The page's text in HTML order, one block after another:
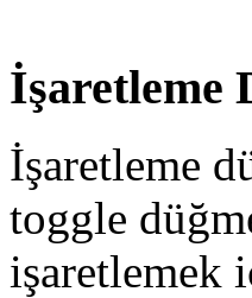
İşaretleme
İşaretleme
toggle
işaretlemek